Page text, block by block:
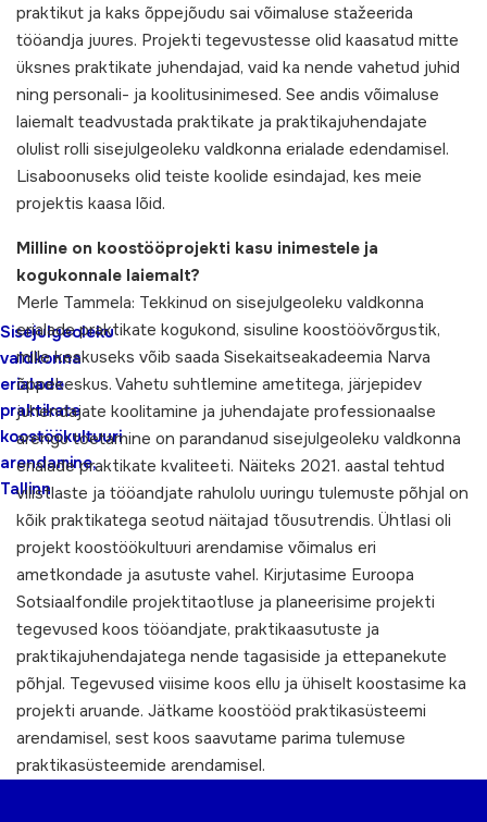
Sisejulgeoleku
valdkonna
erialade
praktikate
koostöökultuuri
arendamine,
Tallinn
praktikut ja kaks õppejõudu sai võimaluse stažeerida
tööandja juures. Projekti tegevustesse olid kaasatud mitte
üksnes praktikate juhendajad, vaid ka nende vahetud juhid
ning personali- ja koolitusinimesed. See andis võimaluse
laiemalt teadvustada praktikate ja praktikajuhendajate
olulist rolli sisejulgeoleku valdkonna erialade edendamisel.
Lisaboonuseks olid teiste koolide esindajad, kes meie
projektis kaasa lõid.
Milline on koostööprojekti kasu inimestele ja
kogukonnale laiemalt?
Merle Tammela: Tekkinud on sisejulgeoleku valdkonna
erialade praktikate kogukond, sisuline koostöövõrgustik,
mille keskuseks võib saada Sisekaitseakadeemia Narva
õppekeskus. Vahetu suhtlemine ametitega, järjepidev
juhendajate koolitamine ja juhendajate professionaalse
arengu toetamine on parandanud sisejulgeoleku valdkonna
erialade praktikate kvaliteeti. Näiteks 2021. aastal tehtud
vilistlaste ja tööandjate rahulolu uuringu tulemuste põhjal on
kõik praktikatega seotud näitajad tõusutrendis. Ühtlasi oli
projekt koostöökultuuri arendamise võimalus eri
ametkondade ja asutuste vahel. Kirjutasime Euroopa
Sotsiaalfondile projektitaotluse ja planeerisime projekti
tegevused koos tööandjate, praktikaasutuste ja
praktikajuhendajatega nende tagasiside ja ettepanekute
põhjal. Tegevused viisime koos ellu ja ühiselt koostasime ka
projekti aruande. Jätkame koostööd praktikasüsteemi
arendamisel, sest koos saavutame parima tulemuse
praktikasüsteemide arendamisel.